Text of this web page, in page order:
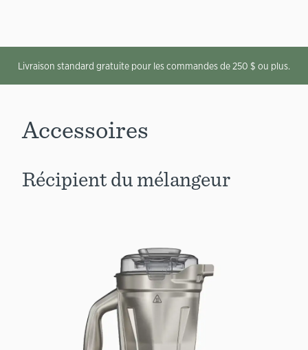
Livraison standard gratuite pour les commandes de 250 $ ou plus.
Accessoires
Récipient du mélangeur